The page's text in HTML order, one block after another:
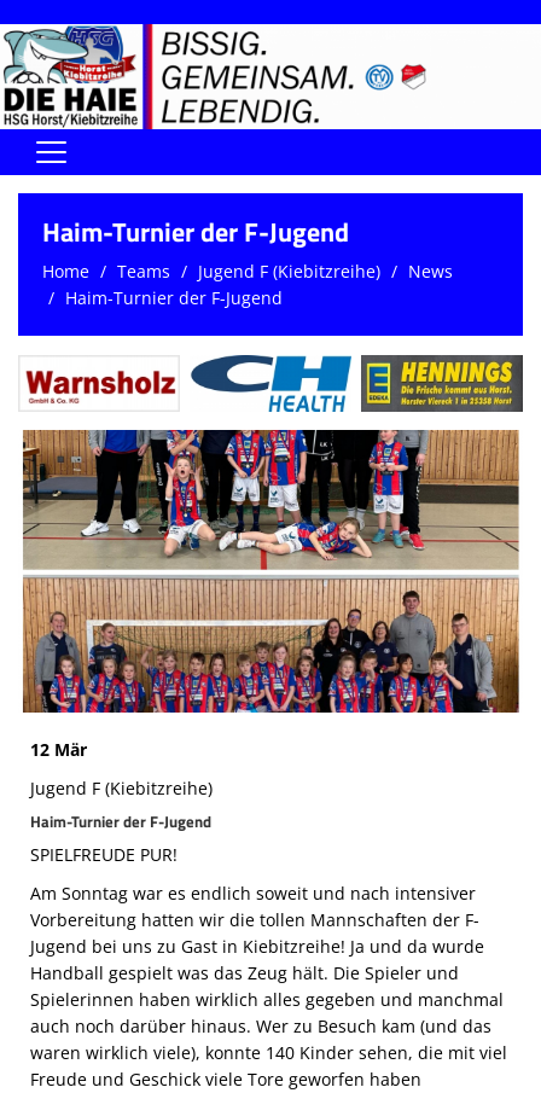
Home
Handball-Förderverein der Haie
Kontaktformular
UNSERE SPORTHALLEN
Training & Termine
DIENSTE (SR/KG/VK)
Die SpecialHaie
Teams
Trainer
ALLE SPIELE
HAIE TV
NEWSLETTER
DIE HAIE I Intern
Partner
Haim-Turnier der F-Jugend
Home Teams Jugend F (Kiebitzreihe)
News
Haim-Turnier der F-Jugend
12 Mär
Jugend F (Kiebitzreihe)
Haim-Turnier der F-Jugend
SPIELFREUDE PUR!
Am Sonntag war es endlich soweit und nach intensiver
Vorbereitung hatten wir die tollen Mannschaften der F-
Jugend bei uns zu Gast in Kiebitzreihe! Ja und da wurde
Handball gespielt was das Zeug hält. Die Spieler und
Spielerinnen haben wirklich alles gegeben und manchmal
auch noch darüber hinaus. Wer zu Besuch kam (und das
waren wirklich viele), konnte 140 Kinder sehen, die mit viel
Freude und Geschick viele Tore geworfen haben